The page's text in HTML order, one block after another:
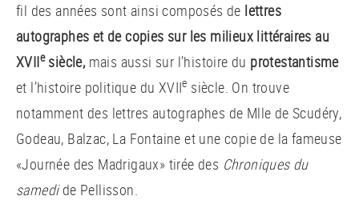
fil des années sont ainsi composés de lettres
autographes et de copies sur les milieux littéraires au
XVIIesiècle, mais aussi sur l’histoire du protestantisme
et l’histoire politique du XVIIe siècle. On trouve
notamment des lettres autographes de Mlle de Scudéry,
Godeau, Balzac, La Fontaine et une copie de la fameuse
«Journée des Madrigaux» tirée des Chroniques du
samedide Pellisson.